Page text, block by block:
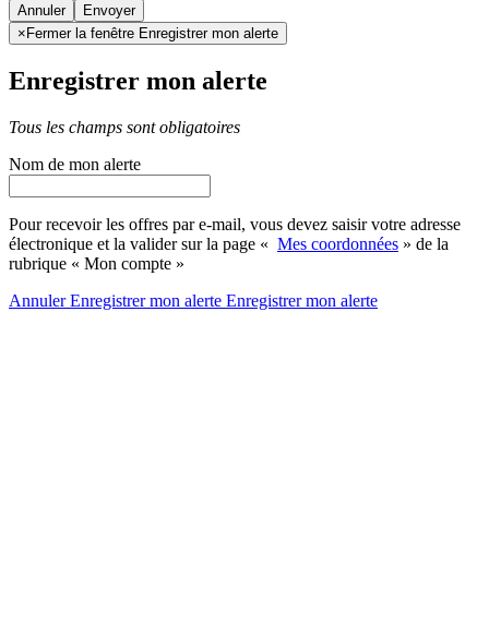
Annuler
× Fermer la fenêtre Enregistrer mon alerte
Enregistrer mon alerte
Tous les champs sont obligatoires
Nom de mon alerte
Pour recevoir les offres par e-mail, vous devez saisir votre adresse
électronique et la valider sur la page « Mes coordonnées » de la
rubrique « Mon compte »
AnnulerEnregistrer mon alerte Enregistrermon alerte